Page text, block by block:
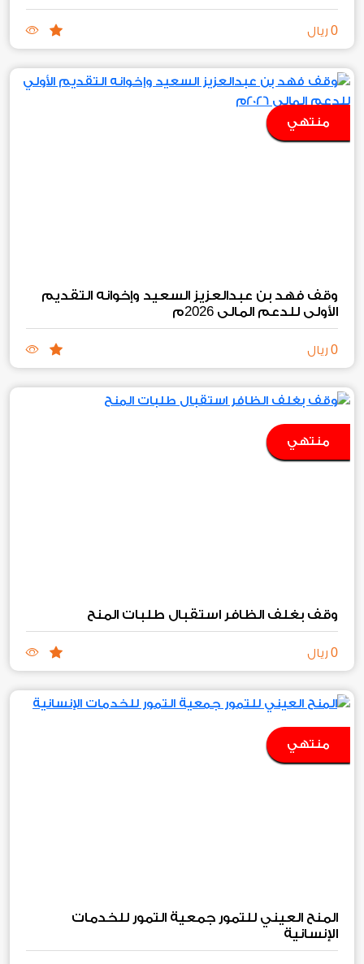
0 ريال
منتهي
وقف فهد بن عبدالعزيز السعيد وإخوانه التقديم
الأولي للدعم المالي 2026م
0 ريال
منتهي
وقف بغلف الظافر استقبال طلبات المنح
0 ريال
منتهي
المنح العيني للتمور جمعية التمور للخدمات
الإنسانية